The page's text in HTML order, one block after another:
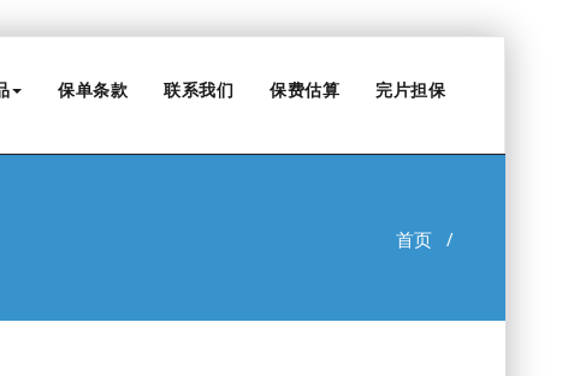
保单条款 联系我们 保费估算 完片担保
首页 /